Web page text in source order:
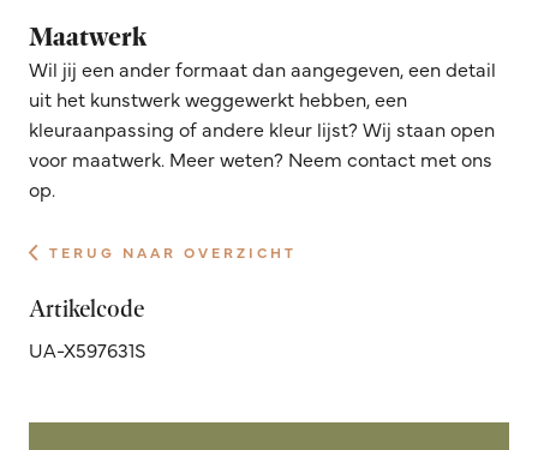
Maatwerk
Wil jij een ander formaat dan aangegeven, een detail
uit het kunstwerk weggewerkt hebben, een
kleuraanpassing of andere kleur lijst? Wij staan open
voor maatwerk. Meer weten? Neem contact met ons
op.
TERUG NAAR OVERZICHT
Artikelcode
UA-X597631S